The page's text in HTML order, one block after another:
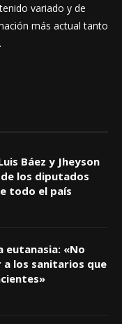
variado y de
más actual tanto
Báez y Jheyson
los diputados
todo el país
eutanasia: «No
los sanitarios que